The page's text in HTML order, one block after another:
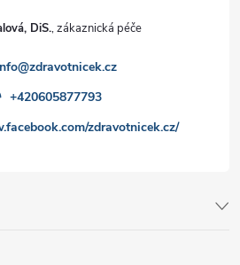
DiS.
@zdravotnicek.cz
+420605877793
zdravotnicek.cz/